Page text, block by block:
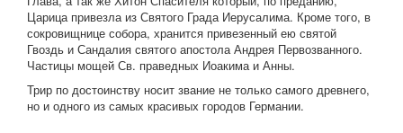
Царица привезла из Святого Града Иерусалима. Кроме того, в
сокровищнице собора, хранится привезенный ею святой
Гвоздь и Сандалия святого апостола Андрея Первозванного.
Частицы мощей Св. праведных Иоакима и Анны.
Трир по достоинству носит звание не только самого древнего,
но и одного из самых красивых городов Германии.